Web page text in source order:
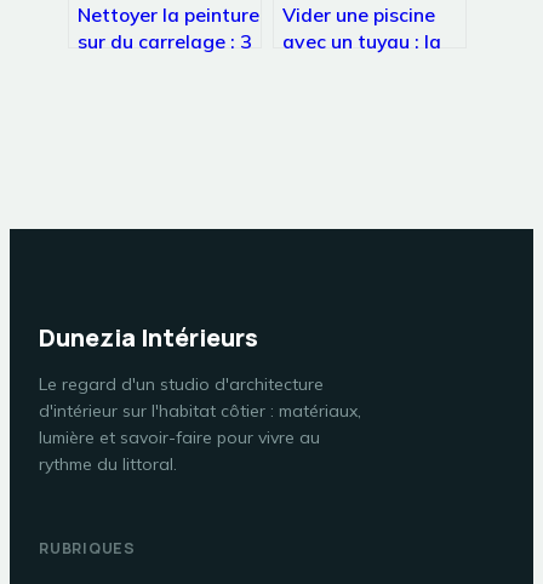
Nettoyer la peinture
sur du carrelage : 3
Vider une piscine
avec un tuyau : la
Dunezia Intérieurs
Le regard d'un studio d'architecture
d'intérieur sur l'habitat côtier : matériaux,
lumière et savoir-faire pour vivre au
rythme du littoral.
RUBRIQUES